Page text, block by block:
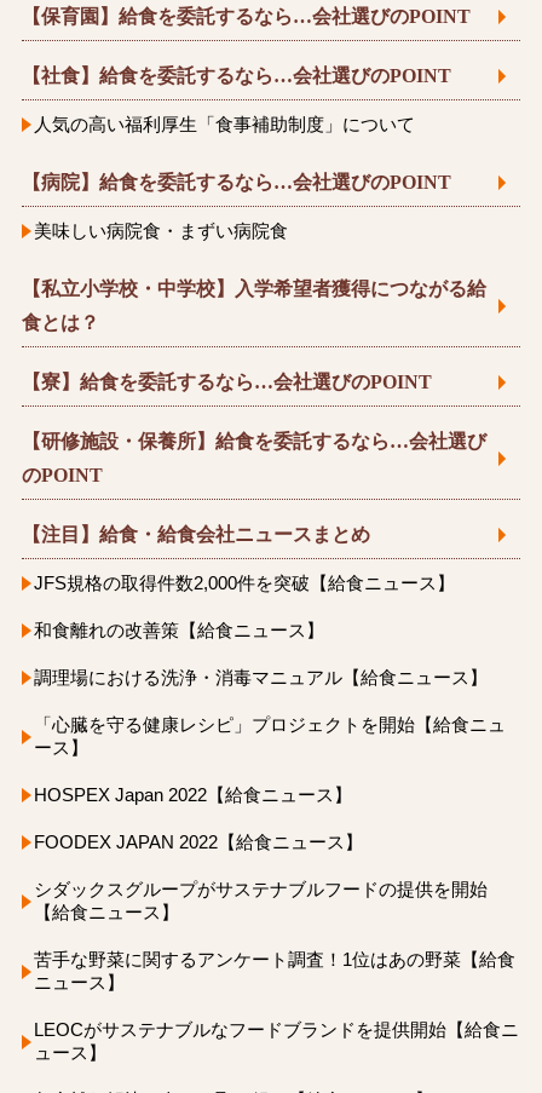
【保育園】給食を委託するなら…会社選びのPOINT
【社食】給食を委託するなら…会社選びのPOINT
人気の高い福利厚生「食事補助制度」について
【病院】給食を委託するなら…会社選びのPOINT
美味しい病院食・まずい病院食
【私立小学校・中学校】入学希望者獲得につながる給
食とは？
【寮】給食を委託するなら…会社選びのPOINT
【研修施設・保養所】給食を委託するなら…会社選び
のPOINT
【注目】給食・給食会社ニュースまとめ
JFS規格の取得件数2,000件を突破【給食ニュース】
和食離れの改善策【給食ニュース】
調理場における洗浄・消毒マニュアル【給食ニュース】
「心臓を守る健康レシピ」プロジェクトを開始【給食ニュ
ース】
HOSPEX Japan 2022【給食ニュース】
FOODEX JAPAN 2022【給食ニュース】
シダックスグループがサステナブルフードの提供を開始
【給食ニュース】
苦手な野菜に関するアンケート調査！1位はあの野菜【給食
ニュース】
LEOCがサステナブルなフードブランドを提供開始【給食ニ
ュース】